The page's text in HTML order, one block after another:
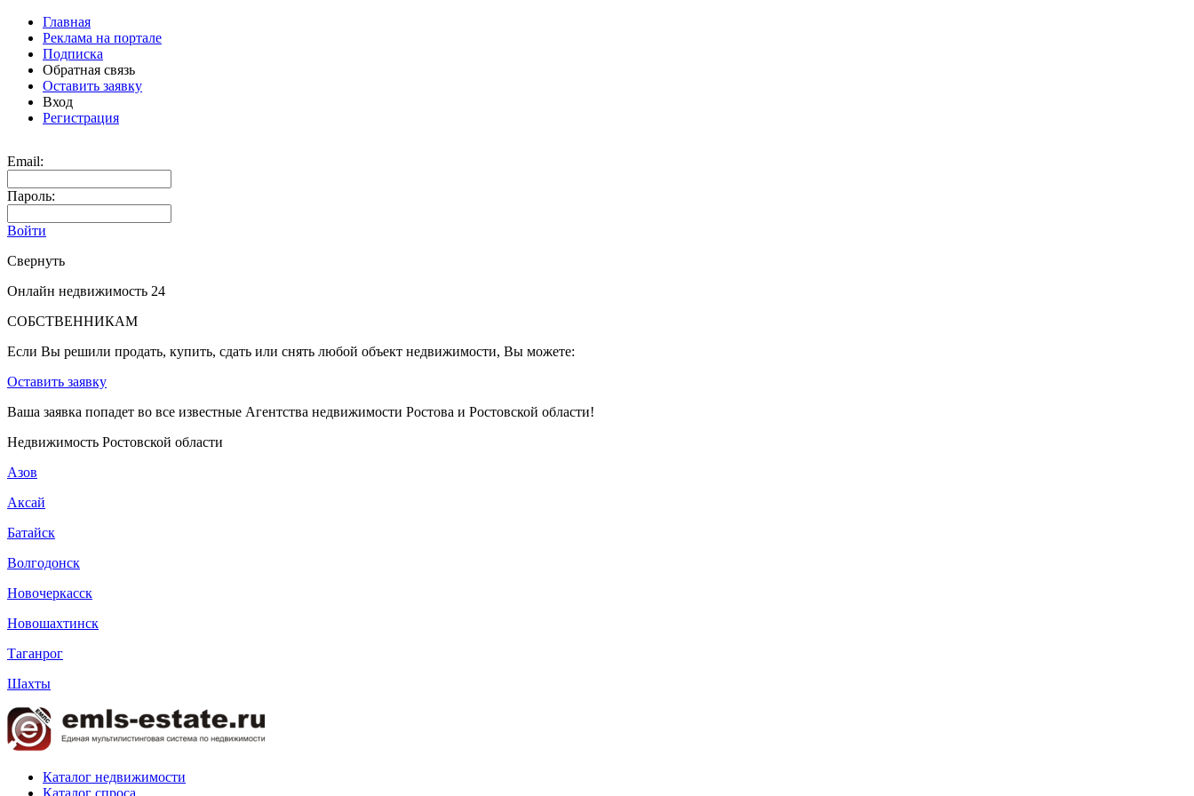
Главная
Реклама на портале
Подписка
Обратная связь
Оставить заявку
Вход
Регистрация
Email:
Пароль:
Войти
Свернуть
Онлайн недвижимость 24
СОБСТВЕННИКАМ
Если Вы решили продать, купить, сдать или снять любой объект недвижимости, Вы можете:
Оставить заявку
Ваша заявка попадет во все известные Агентства недвижимости Ростова и Ростовской области!
Недвижимость Ростовской области
Азов
Аксай
Батайск
Волгодонск
Новочеркасск
Новошахтинск
Таганрог
Шахты
Каталог недвижимости
Каталог спроса